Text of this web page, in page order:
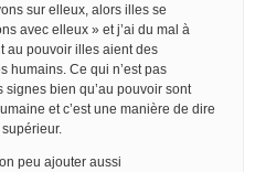
sur elleux, alors illes se
avec elleux » et j’ai du mal à
au pouvoir illes aient des
humains. Ce qui n’est pas
signes bien qu’au pouvoir sont
et c’est une manière de dire
peu ajouter aussi